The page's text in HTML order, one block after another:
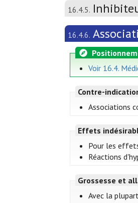
16.4.5.
16.4.6.
Voir 16.4.
Contre-
Associations
Effets
Pour les
Réactions
Grossesse et
Avec la